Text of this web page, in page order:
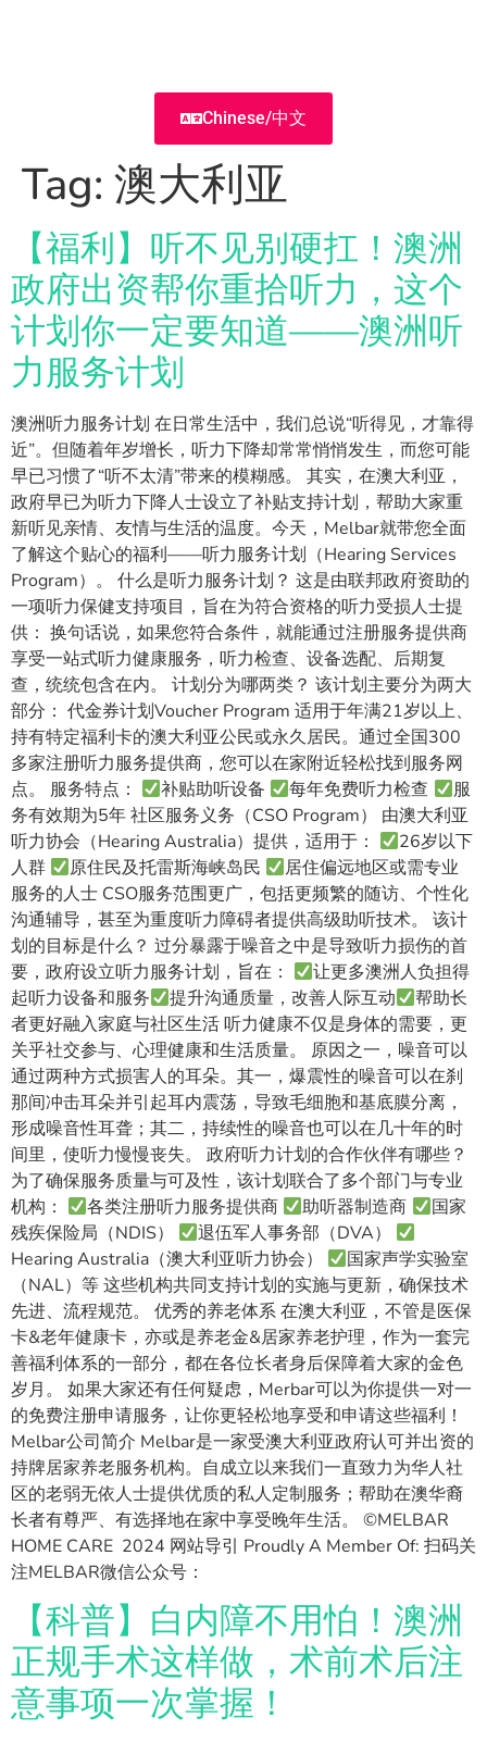
Chinese/中文
Tag: 澳大利亚
【福利】听不见别硬扛！澳洲
政府出资帮你重拾听力，这个
计划你一定要知道——澳洲听
力服务计划
澳洲听力服务计划 在日常生活中，我们总说“听得见，才靠得
近”。但随着年岁增长，听力下降却常常悄悄发生，而您可能
早已习惯了“听不太清”带来的模糊感。 其实，在澳大利亚，
政府早已为听力下降人士设立了补贴支持计划，帮助大家重
新听见亲情、友情与生活的温度。今天，Melbar就带您全面
了解这个贴心的福利——听力服务计划（Hearing Services
Program）。 什么是听力服务计划？ 这是由联邦政府资助的
一项听力保健支持项目，旨在为符合资格的听力受损人士提
供： 换句话说，如果您符合条件，就能通过注册服务提供商
享受一站式听力健康服务，听力检查、设备选配、后期复
查，统统包含在内。 计划分为哪两类？ 该计划主要分为两大
部分： 代金券计划Voucher Program 适用于年满21岁以上、
持有特定福利卡的澳大利亚公民或永久居民。通过全国300
多家注册听力服务提供商，您可以在家附近轻松找到服务网
点。 服务特点：
补贴助听设备 每年免费听力检查
服
务有效期为5年 社区服务义务（CSO Program） 由澳大利亚
听力协会（Hearing Australia）提供，适用于：
26岁以下
人群
原住民及托雷斯海峡岛民
居住偏远地区或需专业
服务的人士 CSO服务范围更广，包括更频繁的随访、个性化
沟通辅导，甚至为重度听力障碍者提供高级助听技术。 该计
划的目标是什么？ 过分暴露于噪音之中是导致听力损伤的首
要，政府设立听力服务计划，旨在：
让更多澳洲人负担得
起听力设备和服务
提升沟通质量，改善人际互动
帮助长
者更好融入家庭与社区生活 听力健康不仅是身体的需要，更
关乎社交参与、心理健康和生活质量。 原因之一，噪音可以
通过两种方式损害人的耳朵。其一，爆震性的噪音可以在刹
那间冲击耳朵并引起耳内震荡，导致毛细胞和基底膜分离，
形成噪音性耳聋；其二，持续性的噪音也可以在几十年的时
间里，使听力慢慢丧失。 政府听力计划的合作伙伴有哪些？
为了确保服务质量与可及性，该计划联合了多个部门与专业
机构：
各类注册听力服务提供商 助听器制造商
国家
残疾保险局（NDIS）
退伍军人事务部（DVA）
Hearing Australia（澳大利亚听力协会）
国家声学实验室
（NAL）等 这些机构共同支持计划的实施与更新，确保技术
先进、流程规范。 优秀的养老体系 在澳大利亚，不管是医保
卡&老年健康卡，亦或是养老金&居家养老护理，作为一套完
善福利体系的一部分，都在各位长者身后保障着大家的金色
岁月。 如果大家还有任何疑虑，Merbar可以为你提供一对一
的免费注册申请服务，让你更轻松地享受和申请这些福利！
Melbar公司简介 Melbar是一家受澳大利亚政府认可并出资的
持牌居家养老服务机构。自成立以来我们一直致力为华人社
区的老弱无依人士提供优质的私人定制服务；帮助在澳华裔
长者有尊严、有选择地在家中享受晚年生活。 ©MELBAR
HOME CARE 2024 网站导引 Proudly A Member Of: 扫码关
注MELBAR微信公众号：
【科普】白内障不用怕！澳洲
正规手术这样做，术前术后注
意事项一次掌握！